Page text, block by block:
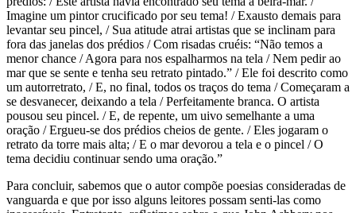
Imagine um pintor crucificado por seu tema! / Exausto demais para
levantar seu pincel, / Sua atitude atrai artistas que se inclinam para
fora das janelas dos prédios / Com risadas cruéis: “Não temos a
menor chance / Agora para nos espalharmos na tela / Nem pedir ao
mar que se sente e tenha seu retrato pintado.” / Ele foi descrito como
um autorretrato, / E, no final, todos os traços do tema / Começaram a
se desvanecer, deixando a tela / Perfeitamente branca. O artista
pousou seu pincel. / E, de repente, um uivo semelhante a uma
oração / Ergueu-se dos prédios cheios de gente. / Eles jogaram o
retrato da torre mais alta; / E o mar devorou a tela e o pincel / O
tema decidiu continuar sendo uma oração.”
Para concluir, sabemos que o autor compõe poesias consideradas de
vanguarda e que por isso alguns leitores possam senti-las como